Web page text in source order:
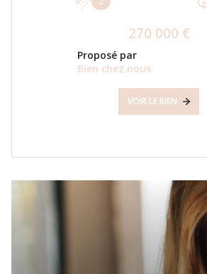
270 000 €
Proposé par
Bien chez nous
VOIR LE BIEN